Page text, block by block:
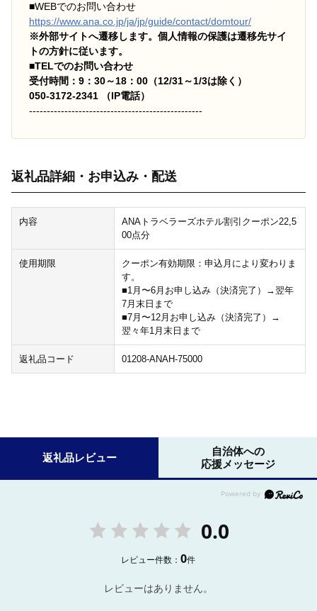
■WEBでのお問い合わせ
https://www.ana.co.jp/ja/jp/guide/contact/domtour/
※外部サイトへ遷移します。個人情報の保護は遷移先サイ
トの方針に従います。
■TELでのお問い合わせ
受付時間：9：30～18：00（12/31～1/3は除く）
050-3172-2341 （IP電話）
-------------------------------------------------
返礼品詳細・お申込み・配送
内容
ANAトラベラーズホテル割引クーポン22,5
00点分
使用期限
クーポン有効期限：申込月により変わりま
す。
■1月〜6月お申し込み（決済完了）→翌年
7月末日まで
■7月〜12月お申し込み（決済完了）→
翌々年1月末日まで
返礼品コード 01208-ANAH-75000
返礼品レビュー
自治体への
応援メッセージ
0.0
レビュー件数：0件
レビューはありません。